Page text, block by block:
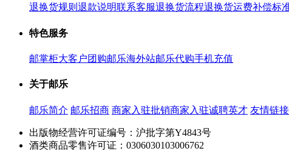
退换货规则 退款说明联系客服退换货流程退换货运费补偿标
特色服务
邮掌柜大客户团购邮乐海外站邮乐代购手机充值
关于邮乐
邮乐简介 邮乐招商 商家入驻批销商家入驻诚聘英才 友情链接
出版物经营许可证编号：沪批字第Y4843号
酒类商品零售许可证：0306030103006762